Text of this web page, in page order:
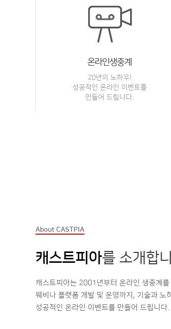
온라인생중계
20년의 노하우!
성공적인 온라인 이벤트를
만들어 드립니다.
About CASTPIA
캐스트피아를 소개합
캐스트피아는 2001년부터 온라인 생중계
웨비나 플랫폼 개발 및 운영까지, 기술과 노
성공적인 온라인 이벤트를 만들어 드립니다.